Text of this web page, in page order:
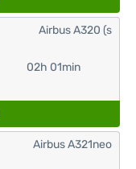
02h 01min
Airbus A320 (s
Airbus A321neo